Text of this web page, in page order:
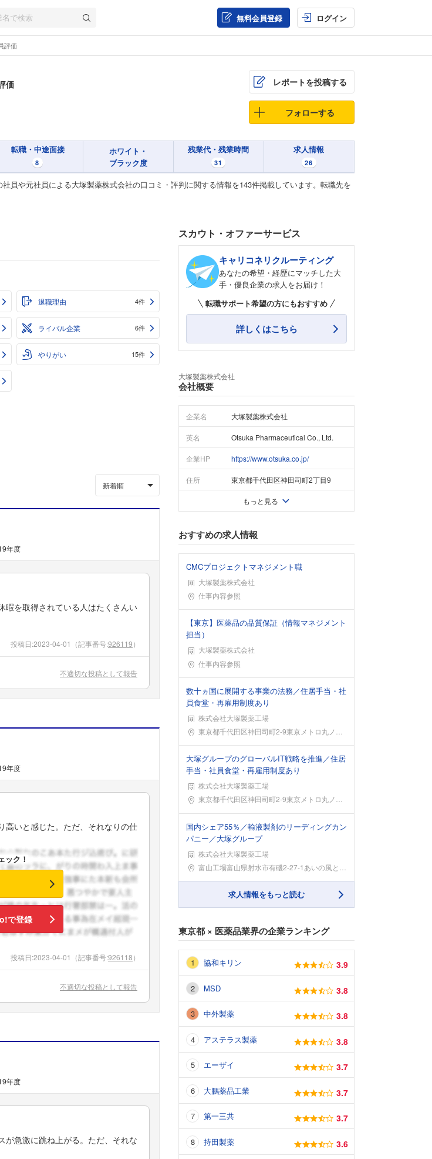
無料会員登録 ログイン
評価
価 レポートを投稿する
フォローする
転職・中途面接
8
ホワイト・
ブラック度
残業代・残業時間
31
求人情報
26
員や元社員による大塚製薬株式会社の口コミ・評判に関する情報を143件掲載しています。転職先を
退職理由 4件
ライバル企業 6件
やりがい 15件
新着順
年度
暇を取得されている人はたくさんい
投稿日:2023-04-01 （記事番号:926119）
不適切な投稿として報告
年度
高いと感じた。ただ、それなりの仕
ック！
で登録
投稿日:2023-04-01 （記事番号:926118）
不適切な投稿として報告
年度
が急激に跳ね上がる。ただ、それな
スカウト・オファーサービス
キャリコネリクルーティング
あなたの希望・経歴にマッチした大
手・優良企業の求人をお届け！
転職サポート希望の方にもおすすめ
詳しくはこちら
大塚製薬株式会社
会社概要
企業名 大塚製薬株式会社
英名 Otsuka Pharmaceutical Co., Ltd.
企業HP https://www.otsuka.co.jp/
住所 東京都千代田区神田司町2丁目9
もっと見る
おすすめの求人情報
CMCプロジェクトマネジメント職
大塚製薬株式会社
勤務地仕事内容参照
【東京】医薬品の品質保証（情報マネジメント
担当）
大塚製薬株式会社
勤務地仕事内容参照
数十ヵ国に展開する事業の法務／住居手当・社
員食堂・再雇用制度あり
株式会社大塚製薬工場
勤務地東京都千代田区神田司町2-9東京メトロ丸ノ内線「淡
大塚グループのグローバルIT戦略を推進／住居
手当・社員食堂・再雇用制度あり
株式会社大塚製薬工場
勤務地東京都千代田区神田司町2-9東京メトロ丸ノ内線「淡
国内シェア55％／輸液製剤のリーディングカン
パニー／大塚グループ
株式会社大塚製薬工場
勤務地富山工場富山県射水市有磯2-27-1あいの風とやま
求人情報をもっと読む
東京都 × 医薬品業界の企業ランキング
協和キリン 3.9
MSD 3.8
中外製薬 3.8
アステラス製薬 3.8
エーザイ 3.7
大鵬薬品工業 3.7
第一三共 3.7
持田製薬 3.6